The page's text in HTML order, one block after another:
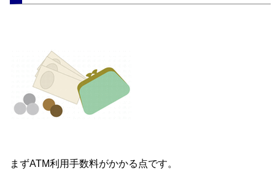
まずATM利用手数料がかかる点です。